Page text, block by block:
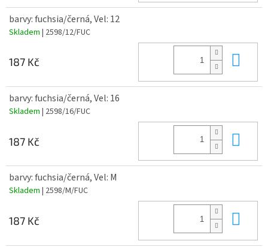
barvy: fuchsia/černá, Vel: 12
Skladem | 2598/12/FUC
187 Kč
barvy: fuchsia/černá, Vel: 16
Skladem | 2598/16/FUC
187 Kč
barvy: fuchsia/černá, Vel: M
Skladem | 2598/M/FUC
187 Kč